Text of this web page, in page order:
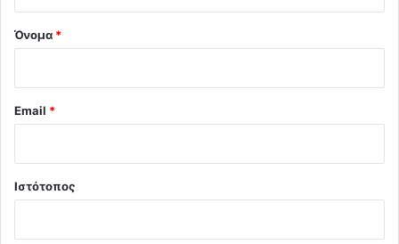
Όνομα *
Email *
Ιστότοπος